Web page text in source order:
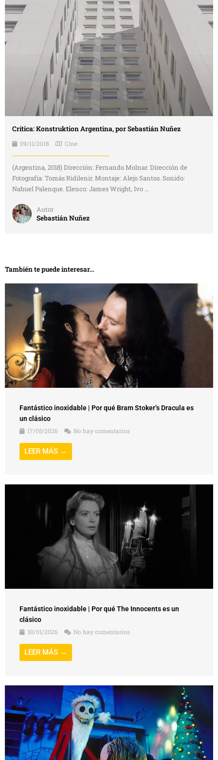
Crítica: Konstruktion Argentina, por Sebastián Nuñez
09/11/2018 Cine
(Argentina, 2018) Dirección: Fernando Molnar. Dirección de
Fotografía: Tomás Ridilenir. Montaje: Alejo Santos. Sonido:
Nahuel Palenque. Elenco: James Wright, Ivo ...
Autor
Sebastián Nuñez
También te puede interesar...
Fantástico inoxidable | Por qué Bram Stoker’s Dracula es
un clásico
17/05/2026
No hay comentarios
LEER MÁS →
Fantástico inoxidable | Por qué The Innocents es un
clásico
30/01/2026
No hay comentarios
LEER MÁS →